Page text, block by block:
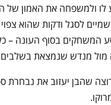
לו ולמשפחה את האמון של
לסגל ודקות שהוא
המשחקים בסוף העונה –
מול מנדש שנמצאת
שהבן יעזוב את נבחרת